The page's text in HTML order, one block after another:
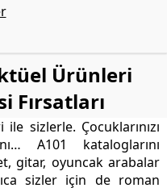
Ürünleri
Fırsatları
sizlerle. Çocuklarınızı
A101 kataloglarını
gitar, oyuncak arabalar
sizler için de roman